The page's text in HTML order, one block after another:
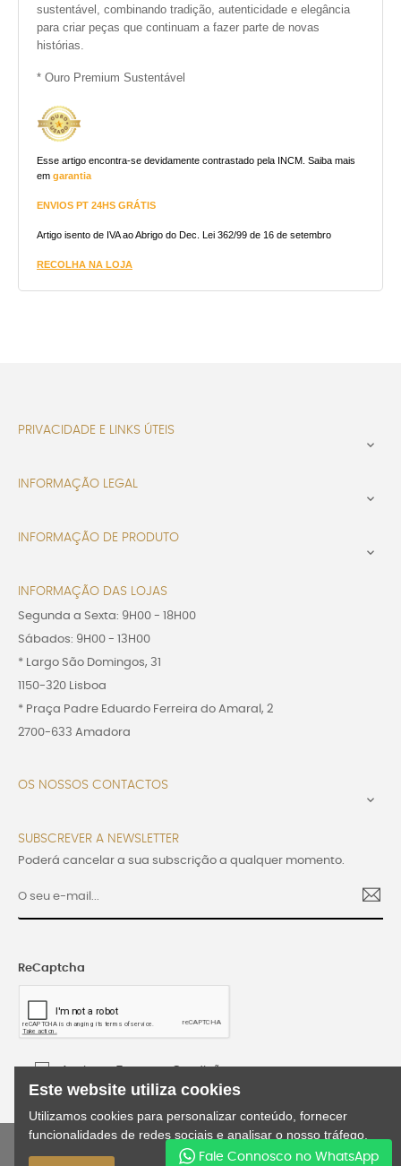
sustentável, combinando tradição, autenticidade e elegância
para criar peças que continuam a fazer parte de novas
histórias.
* Ouro Premium Sustentável
Esse artigo encontra-se devidamente contrastado pela INCM. Saiba mais
em garantia
ENVIOS PT 24HS GRÁTIS
Artigo isento de IVA ao Abrigo do Dec. Lei 362/99 de 16 de setembro
RECOLHA NA LOJA
PRIVACIDADE E LINKS ÚTEIS

INFORMAÇÃO LEGAL

INFORMAÇÃO DE PRODUTO

INFORMAÇÃO DAS LOJAS
Segunda a Sexta: 9H00 - 18H00
Sábados: 9H00 - 13H00
* Largo São Domingos, 31
1150-320 Lisboa
* Praça Padre Eduardo Ferreira do Amaral, 2
2700-633 Amadora
OS NOSSOS CONTACTOS

SUBSCREVER A NEWSLETTER
Poderá cancelar a sua subscrição a qualquer momento.
ReCaptcha
Aceito os Termos e Condições
©2024 Lusijoia | Todos os direitos reservados |
Este website utiliza cookies
Utilizamos cookies para personalizar conteúdo, fornecer
funcionalidades de redes sociais e analisar o nosso tráfego.
Fale Connosco no WhatsApp